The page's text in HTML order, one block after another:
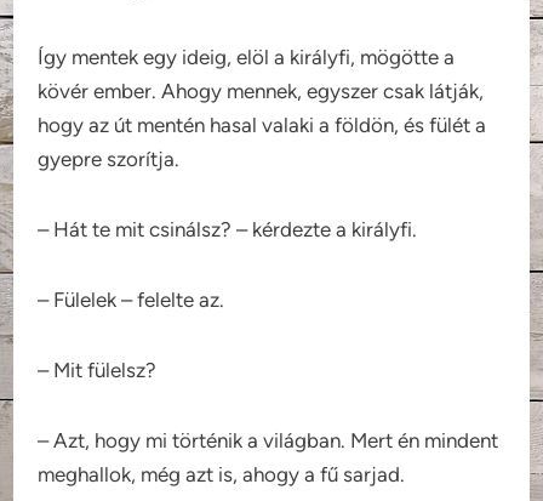
Így mentek egy ideig, elöl a királyfi, mögötte a
kövér ember. Ahogy mennek, egyszer csak látják,
hogy az út mentén hasal valaki a földön, és fülét a
gyepre szorítja.
– Hát te mit csinálsz? – kérdezte a királyfi.
– Fülelek – felelte az.
– Mit fülelsz?
– Azt, hogy mi történik a világban. Mert én mindent
meghallok, még azt is, ahogy a fű sarjad.